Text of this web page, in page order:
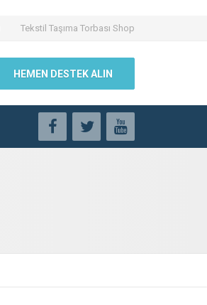
Tekstil Taşıma Torbası Shop
HEMEN DESTEK ALIN